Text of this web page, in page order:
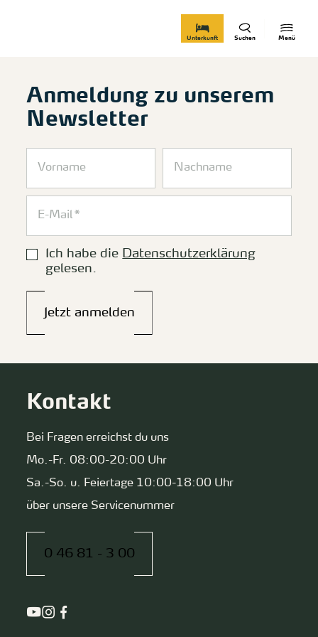
Menü
Suchen
Unterkunft
Anmeldung zu unserem
Newsletter
Ich habe die Datenschutzerklärung
gelesen.
Jetzt anmelden
Kontakt
Bei Fragen erreichst du uns
Mo.-Fr. 08:00-20:00 Uhr
Sa.-So. u. Feiertage 10:00-18:00 Uhr
über unsere Servicenummer
0 46 81 - 3 00